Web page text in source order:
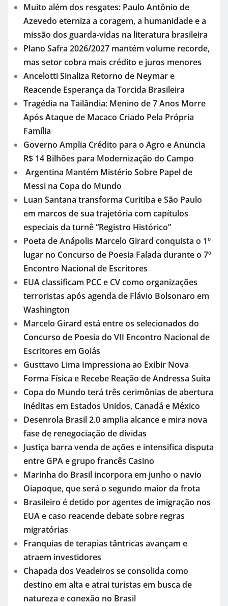
Muito além dos resgates: Paulo Antônio de
Azevedo eterniza a coragem, a humanidade e a
missão dos guarda-vidas na literatura brasileira
Plano Safra 2026/2027 mantém volume recorde,
mas setor cobra mais crédito e juros menores
Ancelotti Sinaliza Retorno de Neymar e
Reacende Esperança da Torcida Brasileira
Tragédia na Tailândia: Menino de 7 Anos Morre
Após Ataque de Macaco Criado Pela Própria
Família
Governo Amplia Crédito para o Agro e Anuncia
R$ 14 Bilhões para Modernização do Campo
Argentina Mantém Mistério Sobre Papel de
Messi na Copa do Mundo
Luan Santana transforma Curitiba e São Paulo
em marcos de sua trajetória com capítulos
especiais da turnê “Registro Histórico”
Poeta de Anápolis Marcelo Girard conquista o 1º
lugar no Concurso de Poesia Falada durante o 7º
Encontro Nacional de Escritores
EUA classificam PCC e CV como organizações
terroristas após agenda de Flávio Bolsonaro em
Washington
Marcelo Girard está entre os selecionados do
Concurso de Poesia do VII Encontro Nacional de
Escritores em Goiás
Gusttavo Lima Impressiona ao Exibir Nova
Forma Física e Recebe Reação de Andressa Suita
Copa do Mundo terá três cerimônias de abertura
inéditas em Estados Unidos, Canadá e México
Desenrola Brasil 2.0 amplia alcance e mira nova
fase de renegociação de dívidas
Justiça barra venda de ações e intensifica disputa
entre GPA e grupo francês Casino
Marinha do Brasil incorpora em junho o navio
Oiapoque, que será o segundo maior da frota
Brasileiro é detido por agentes de imigração nos
EUA e caso reacende debate sobre regras
migratórias
Franquias de terapias tântricas avançam e
atraem investidores
Chapada dos Veadeiros se consolida como
destino em alta e atrai turistas em busca de
natureza e conexão no Brasil